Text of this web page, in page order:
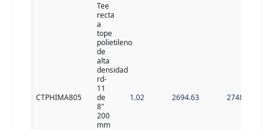
CTPHIMA805
Tee
recta
a
tope
polietileno
de
alta
densidad
rd-
11
de
8"
200
mm
1.02 2694.63 2748.52